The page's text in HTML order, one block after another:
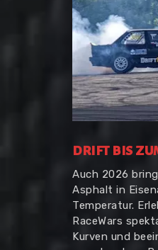
DRIFT BIS
Auch 2026
Asphalt in
Temperatur.
RaceWars
Kurven und